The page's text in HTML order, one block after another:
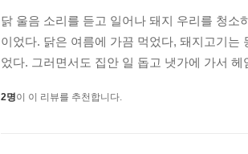
닭 울음 소리를 듣고 일어나 돼지 우리를 청
이었다. 닭은 여름에 가끔 먹었다, 돼지고기
었다. 그러면서도 집안 일 돕고 냇가에 가서
2명이 이 리뷰를 추천합니다.